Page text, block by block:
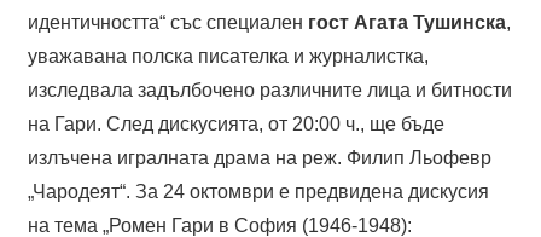
идентичността“ със специален гост Агата Тушинска,
уважавана полска писателка и журналистка,
изследвала задълбочено различните лица и битности
на Гари. След дискусията, от 20:00 ч., ще бъде
излъчена игралната драма на реж. Филип Льофевр
„Чародеят“. За 24 октомври е предвидена дискусия
на тема „Ромен Гари в София (1946-1948):